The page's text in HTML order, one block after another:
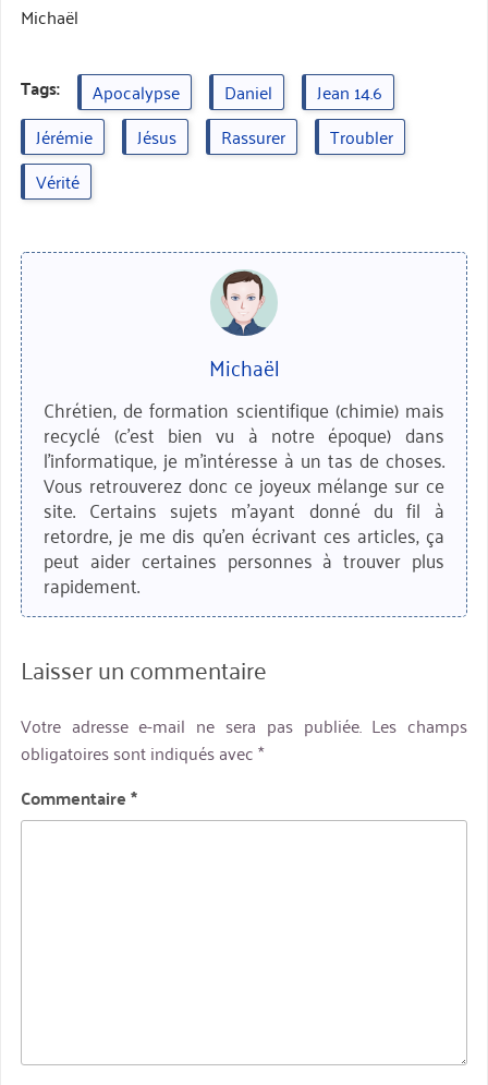
Michaël
Tags: Apocalypse Daniel
Jean 14.6
Jérémie
Jésus Rassurer
Troubler
Vérité
Michaël
Chrétien, de formation scientifique (chimie) mais
recyclé (c'est bien vu à notre époque) dans
l'informatique, je m'intéresse à un tas de choses.
Vous retrouverez donc ce joyeux mélange sur ce
site. Certains sujets m'ayant donné du fil à
retordre, je me dis qu'en écrivant ces articles, ça
peut aider certaines personnes à trouver plus
rapidement.
Laisser un commentaire
Votre adresse e-mail ne sera pas publiée. Les champs
obligatoires sont indiqués avec*
Commentaire*